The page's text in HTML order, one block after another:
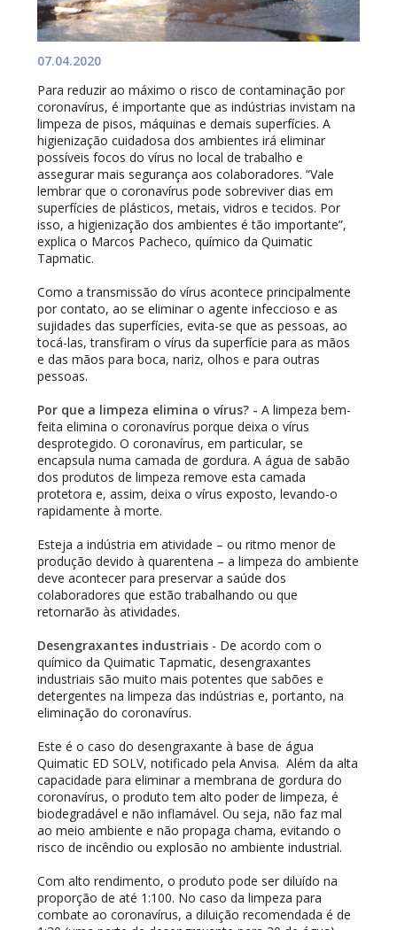
07.04.2020
Para reduzir ao máximo o risco de contaminação por
coronavírus, é importante que as indústrias invistam na
limpeza de pisos, máquinas e demais superfícies. A
higienização cuidadosa dos ambientes irá eliminar
possíveis focos do vírus no local de trabalho e
assegurar mais segurança aos colaboradores.“Vale
lembrar que o coronavírus pode sobreviver dias em
superfícies de plásticos, metais, vidros e tecidos. Por
isso, a higienização dos ambientes é tão importante”,
explica o Marcos Pacheco, químico da Quimatic
Tapmatic.
Como a transmissão do vírus acontece principalmente
por contato, ao se eliminar o agente infeccioso e as
sujidades das superfícies, evita-se que as pessoas, ao
tocá-las, transfiram o vírus da superfície para as mãos
e das mãos para boca, nariz, olhos e para outras
pessoas.
Por que a limpeza elimina o vírus? -A limpeza bem-
feita elimina o coronavírus porque deixa o vírus
desprotegido. O coronavírus, em particular, se
encapsula numa camada de gordura. A água de sabão
dos produtos de limpeza remove esta camada
protetora e, assim, deixa o vírus exposto, levando-o
rapidamente à morte.
Esteja a indústria em atividade – ou ritmo menor de
produção devido à quarentena – a limpeza do ambiente
deve acontecer para preservar a saúde dos
colaboradores que estão trabalhando ou que
retornarão às atividades.
Desengraxantes industriais - De acordo com o
químico da Quimatic Tapmatic, desengraxantes
industriais são muito mais potentes que sabões e
detergentes na limpeza das indústrias e, portanto, na
eliminação do coronavírus.
Este é o caso do desengraxante à base de água
Quimatic ED SOLV, notificado pela Anvisa. Além da alta
capacidade para eliminar a membrana de gordura do
coronavírus, o produto tem alto poder de limpeza, é
biodegradável e não inflamável. Ou seja, não faz mal
ao meio ambiente e não propaga chama, evitando o
risco de incêndio ou explosão no ambiente industrial.
Com alto rendimento, o produto pode ser diluído na
proporção de até 1:100. No caso da limpeza para
combate ao coronavírus, a diluição recomendada é de